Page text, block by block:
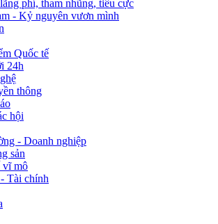
phí, tham nhũng, tiêu cực
- Kỷ nguyên vươn mình
Quốc tế
24h
thông
hội
- Doanh nghiệp
sản
vĩ mô
Tài chính